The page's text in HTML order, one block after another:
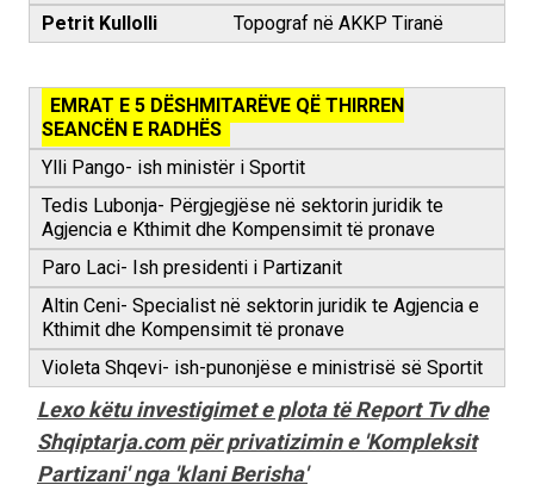
Petrit Kullolli
Topograf në AKKP Tiranë
EMRAT E 5 DËSHMITARËVE QË THIRREN
SEANCËN E RADHËS
Ylli Pango- ish ministër i Sportit
Tedis Lubonja- Përgjegjëse në sektorin juridik te
Agjencia e Kthimit dhe Kompensimit të pronave
Paro Laci- Ish presidenti i Partizanit
Altin Ceni- Specialist në sektorin juridik te Agjencia e
Kthimit dhe Kompensimit të pronave
Violeta Shqevi- ish-punonjëse e ministrisë së Sportit
Lexo këtu investigimet e plota të Report Tv dhe
Shqiptarja.com për privatizimin e 'Kompleksit
Partizani' nga 'klani Berisha'